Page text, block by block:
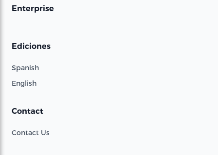
Enterprise
Ediciones
Spanish
English
Contact
Contact Us